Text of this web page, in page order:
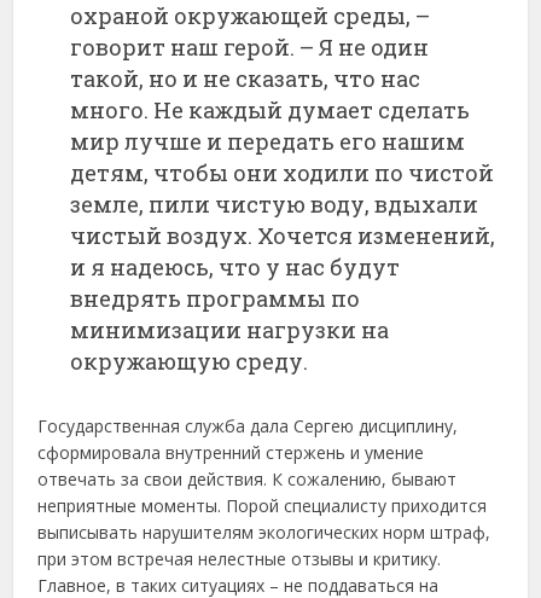
охраной окружающей среды, –
говорит наш герой. – Я не один
такой, но и не сказать, что нас
много. Не каждый думает сделать
мир лучше и передать его нашим
детям, чтобы они ходили по чистой
земле, пили чистую воду, вдыхали
чистый воздух. Хочется изменений,
и я надеюсь, что у нас будут
внедрять программы по
минимизации нагрузки на
окружающую среду.
Государственная служба дала Сергею дисциплину,
сформировала внутренний стержень и умение
отвечать за свои действия. К сожалению, бывают
неприятные моменты. Порой специалисту приходится
выписывать нарушителям экологических норм штраф,
при этом встречая нелестные отзывы и критику.
Главное, в таких ситуациях – не поддаваться на